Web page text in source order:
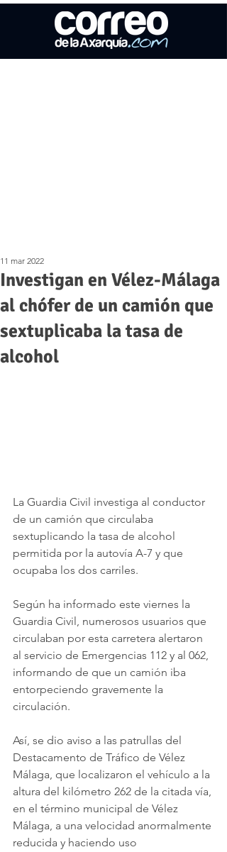
Investigan en Vélez-Málaga
al chófer de un camión que
sextuplicaba la tasa de
alcohol
11 mar 2022
La Guardia Civil investiga al conductor
de un camión que circulaba
sextuplicando la tasa de alcohol
permitida por la autovía A-7 y que
ocupaba los dos carriles.
Según ha informado este viernes la
Guardia Civil, numerosos usuarios que
circulaban por esta carretera alertaron
al servicio de Emergencias 112 y al 062,
informando de que un camión iba
entorpeciendo gravemente la
circulación.
Así, se dio aviso a las patrullas del
Destacamento de Tráfico de Vélez
Málaga, que localizaron el vehículo a la
altura del kilómetro 262 de la citada vía,
en el término municipal de Vélez
Málaga, a una velocidad anormalmente
reducida y haciendo uso